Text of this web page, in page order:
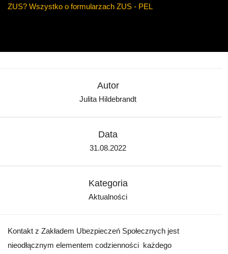
ZUS? Wszystko o formularzach ZUS - PEL
Autor
Julita Hildebrandt
Data
31.08.2022
Kategoria
Aktualności
Kontakt z Zakładem Ubezpieczeń Społecznych jest
nieodłącznym elementem codzienności każdego